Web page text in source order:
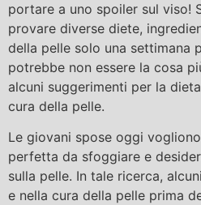
portare a uno spoiler sul viso!
provare diverse diete,
della pelle solo una settimana
potrebbe non essere la cosa
alcuni suggerimenti per la
cura della pelle.
Le giovani spose oggi
perfetta da sfoggiare e
sulla pelle. In tale ricerca,
e nella cura della pelle prima